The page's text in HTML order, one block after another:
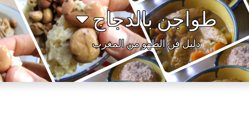
طواجن بالدجاج
دليل فن الطهو من المغرب